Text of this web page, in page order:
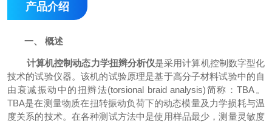
产品介绍
一、 概述
计算机控制动态力学扭辫分析仪是采用计算机控制数字型化
技术的试验仪器。该机的试验原理是基于高分子材料试验中的自
由衰减振动中的扭辫法(torsional braid analysis)简称：TBA 。
TBA是在测量物质在扭转振动负荷下的动态模量及力学损耗与温
度关系的技术。在各种测试方法中是使用样品最少，测量灵敏度